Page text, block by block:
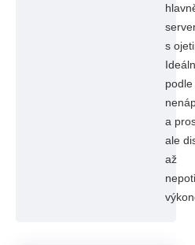
s
a
ale
až